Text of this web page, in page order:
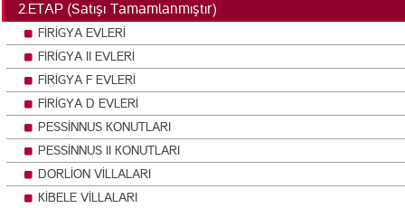
2.ETAP (Satışı Tamamlanmıştır)
FİRİGYA EVLERİ
FİRİGYA II EVLERİ
FİRİGYA F EVLERİ
FİRİGYA D EVLERİ
PESSİNNUS KONUTLARI
PESSİNNUS II KONUTLARI
DORLİON VİLLALARI
KİBELE VİLLALARI